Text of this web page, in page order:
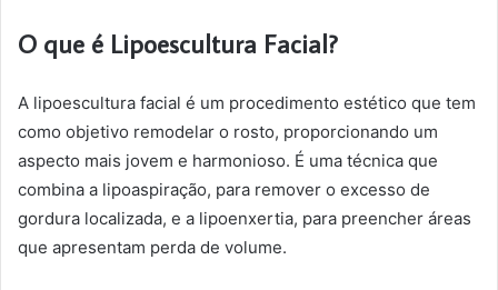
O que é Lipoescultura Facial?
A lipoescultura facial é um procedimento estético que tem
como objetivo remodelar o rosto, proporcionando um
aspecto mais jovem e harmonioso. É uma técnica que
combina a lipoaspiração, para remover o excesso de
gordura localizada, e a lipoenxertia, para preencher áreas
que apresentam perda de volume.